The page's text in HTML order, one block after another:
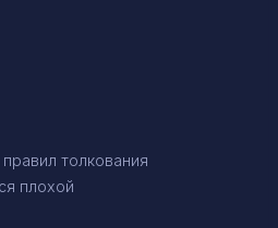
толкования
плохой